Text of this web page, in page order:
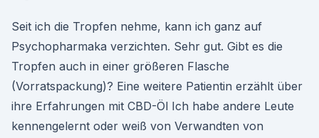
Seit ich die Tropfen nehme, kann ich ganz auf
Psychopharmaka verzichten. Sehr gut. Gibt es die
Tropfen auch in einer größeren Flasche
(Vorratspackung)? Eine weitere Patientin erzählt über
ihre Erfahrungen mit CBD-Öl Ich habe andere Leute
kennengelernt oder weiß von Verwandten von